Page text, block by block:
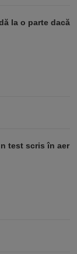
la o parte dacă
test scris în aer